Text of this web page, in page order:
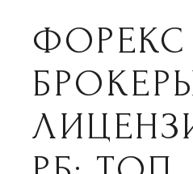
ФОРЕКС